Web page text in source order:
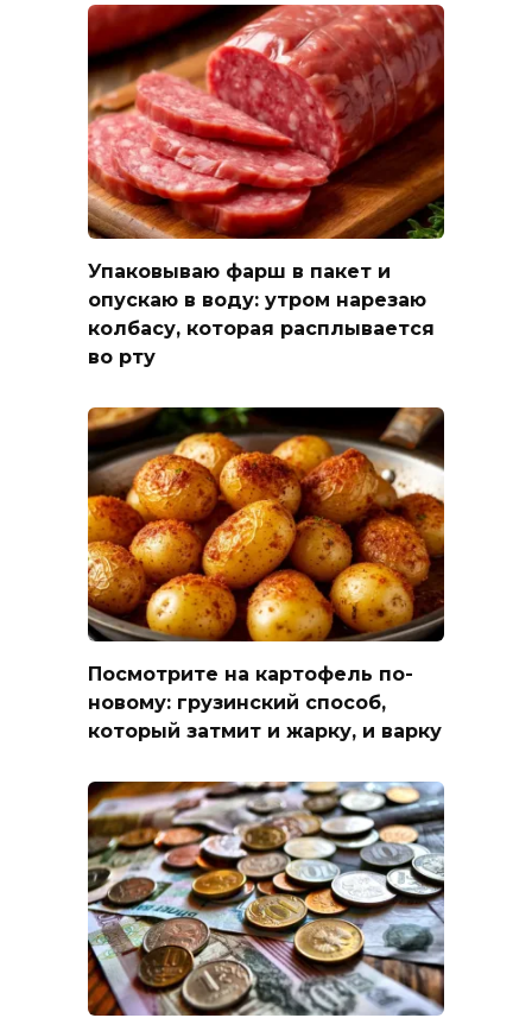
Упаковываю фарш в пакет и
опускаю в воду: утром нарезаю
колбасу, которая расплывается
во рту
Посмотрите на картофель по-
новому: грузинский способ,
который затмит и жарку, и варку